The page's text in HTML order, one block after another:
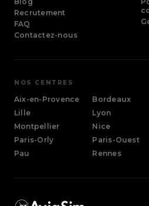
Paris-Roissy
Île-de-France
Bretagne
Toulouse
Occitanie
Recrutement
FAQ
Contactez-nous
NOS CENTRES
Aix-en-Provence Bordeaux
Lille
Lyon
Montpellier
Nice
Paris-Orly
Paris-Ouest
Pau
Rennes